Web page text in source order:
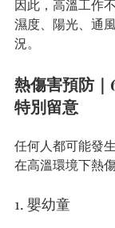
因此，高溫工作
濕度、陽光、通
況。
熱傷害預防
特別留意
任何人都可能發
在高溫環境下熱
1. 嬰幼童